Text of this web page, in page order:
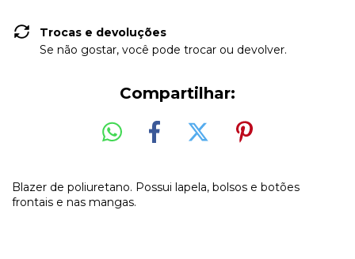
Trocas e devoluções
Se não gostar, você pode trocar ou devolver.
Compartilhar:
Blazer de poliuretano. Possui lapela, bolsos e botões
frontais e nas mangas.